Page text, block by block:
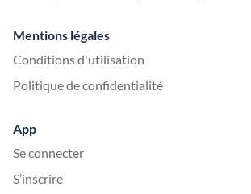
Mentions légales
Conditions d'utilisation
Politique de confidentialité
App
Se connecter
S’inscrire